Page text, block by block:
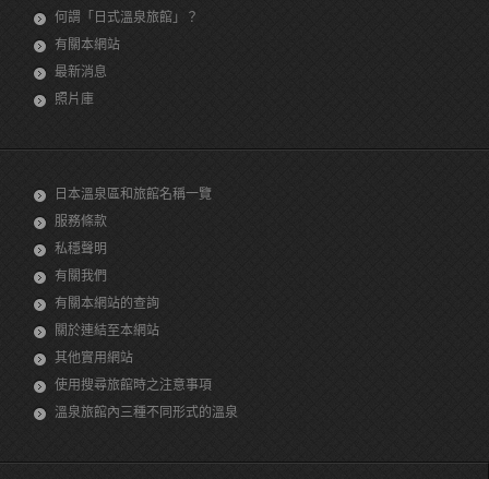
何謂「日式溫泉旅館」？
有關本網站
最新消息
照片庫
日本溫泉區和旅館名稱一覽
服務條款
私穩聲明
有關我們
有關本網站的查詢
關於連結至本網站
其他實用網站
使用搜尋旅館時之注意事項
溫泉旅館內三種不同形式的溫泉